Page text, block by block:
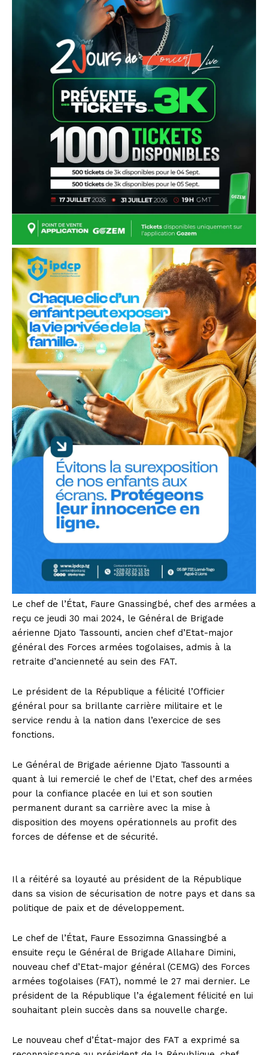
Le chef de l’État, Faure Gnassingbé, chef des armées a
reçu ce jeudi 30 mai 2024, le Général de Brigade
aérienne Djato Tassounti, ancien chef d’Etat-major
général des Forces armées togolaises, admis à la
retraite d’ancienneté au sein des FAT.
Le président de la République a félicité l’Officier
général pour sa brillante carrière militaire et le
service rendu à la nation dans l’exercice de ses
fonctions.
Le Général de Brigade aérienne Djato Tassounti a
quant à lui remercié le chef de l’Etat, chef des armées
pour la confiance placée en lui et son soutien
permanent durant sa carrière avec la mise à
disposition des moyens opérationnels au profit des
forces de défense et de sécurité.
Il a réitéré sa loyauté au président de la République
dans sa vision de sécurisation de notre pays et dans sa
politique de paix et de développement.
Le chef de l’État, Faure Essozimna Gnassingbé a
ensuite reçu le Général de Brigade Allahare Dimini,
nouveau chef d’Etat-major général (CEMG) des Forces
armées togolaises (FAT), nommé le 27 mai dernier. Le
président de la République l’a également félicité en lui
souhaitant plein succès dans sa nouvelle charge.
Le nouveau chef d’État-major des FAT a exprimé sa